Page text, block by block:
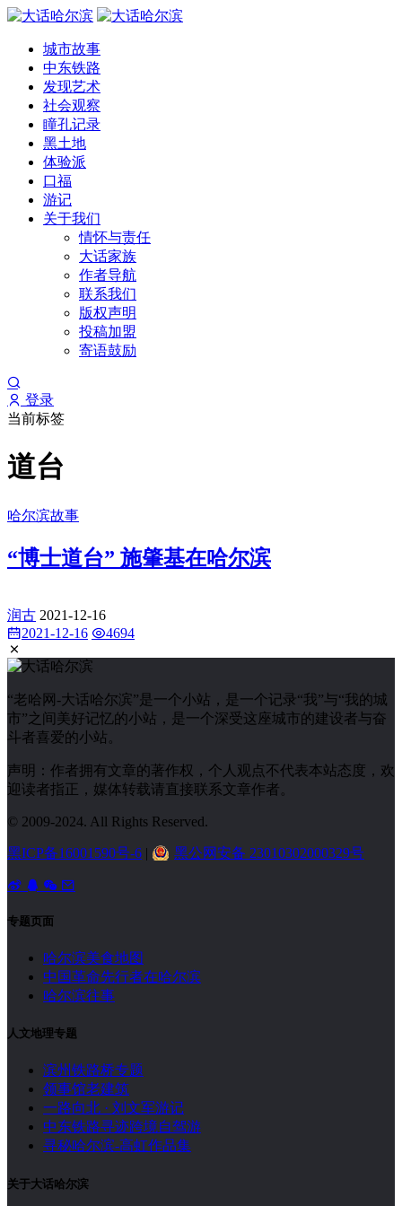
城市故事
中东铁路
发现艺术
社会观察
瞳孔记录
黑土地
体验派
口福
游记
关于我们
情怀与责任
大话家族
作者导航
联系我们
版权声明
投稿加盟
寄语鼓励
登录
当前标签
道台
哈尔滨故事
“博士道台” 施肇基在哈尔滨
润古 2021-12-16
2021-12-16
4694
“老哈网-大话哈尔滨”是一个小站，是一个记录“我”与“我的城
市”之间美好记忆的小站，是一个深受这座城市的建设者与奋
斗者喜爱的小站。
声明：作者拥有文章的著作权，个人观点不代表本站态度，欢
迎读者指正，媒体转载请直接联系文章作者。
© 2009-2024. All Rights Reserved.
黑ICP备16001590号-6 | 黑公网安备 23010302000329号
专题页面
哈尔滨美食地图
中国革命先行者在哈尔滨
哈尔滨往事
人文地理专题
滨州铁路桥专题
领事馆老建筑
一路向北 · 刘文军游记
中东铁路寻迹跨境自驾游
寻秘哈尔滨-高虹作品集
关于大话哈尔滨